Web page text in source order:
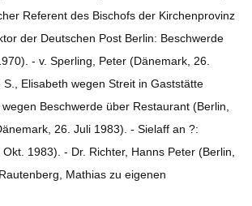
Referent des Bischofs der Kirchenprovinz
der Deutschen Post Berlin: Beschwerde
- v. Sperling, Peter (Dänemark, 26.
Elisabeth wegen Streit in Gaststätte
Beschwerde über Restaurant (Berlin,
26. Juli 1983). - Sielaff an ?:
1983). - Dr. Richter, Hanns Peter (Berlin,
Mathias zu eigenen